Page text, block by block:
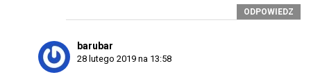
ODPOWIEDZ
barubar
28 lutego 2019 na 13:58